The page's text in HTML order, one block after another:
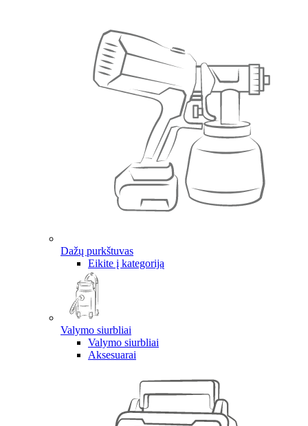
Dažų purkštuvas
Eikite į kategoriją
Valymo siurbliai
Valymo siurbliai
Aksesuarai